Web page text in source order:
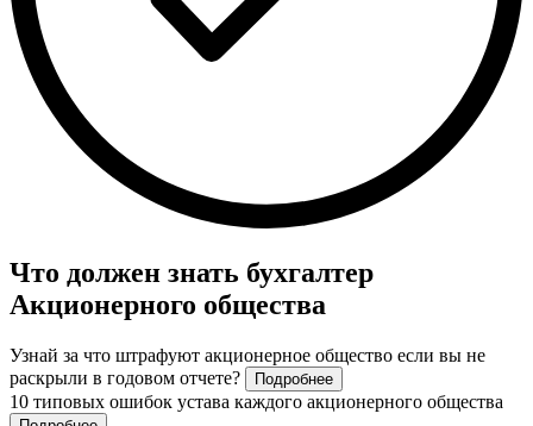
Что должен знать бухгалтер
Акционерного общества
Узнай за что штрафуют акционерное общество если вы не
раскрыли в годовом отчете?
Подробнее
10 типовых ошибок устава каждого акционерного общества